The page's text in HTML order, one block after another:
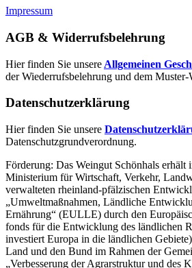
Impressum
AGB & Widerrufsbelehrung
Hier finden Sie unsere Allgemeinen
der Wiederrufsbelehrung und dem
Datenschutzerklärung
Hier finden Sie unsere
Datenschutzgrundverordnung.
Förderung: Das Weingut Schönhals erhält
Minis­terium für Wirtschaft, Verkehr,
verwal­teten rhein­land-pfälzischen
„Umwelt­maßnahmen, Länd­liche
Ernährung“ (EULLE) durch den
fonds für die Entwick­lung des länd­lichen
investiert Europa in die ländlichen
Land und den Bund im Rahmen der
„Verbes­serung der Agrar­struktur und des